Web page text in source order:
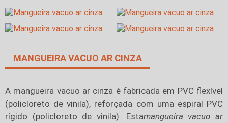
MANGUEIRA VACUO AR CINZA
A mangueira vacuo ar cinza é fabricada em PVC flexível
(policloreto de vinila), reforçada com uma espiral PVC
rígido (policloreto de vinila). Estamangueira vacuo ar